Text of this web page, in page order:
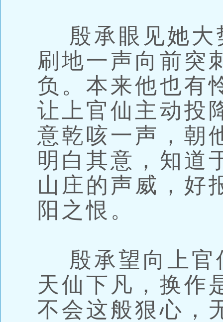
殷承眼见她大
刷地一声向前突
负。本来他也有
让上官仙主动投
意乾咳一声，朝
明白其意，知道
山庄的声威，好
阳之恨。
殷承望向上官
天仙下凡，换作
不会这般狠心，